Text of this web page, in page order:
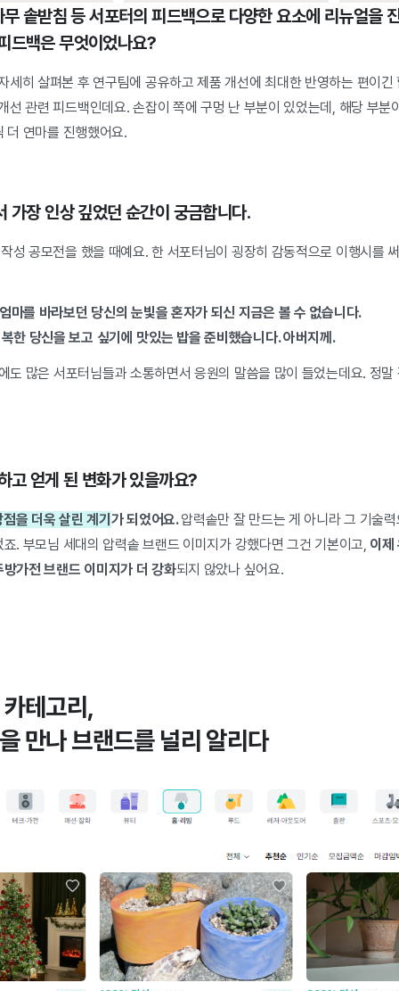
솥받침 등 서포터의 피드백으로 다양한 요소에 리뉴얼을
드백은 무엇이었나요?
세히 살펴본 후 연구팀에 공유하고 제품 개선에 최대한 반영하는 편이
선 관련 피드백인데요. 손잡이 쪽에 구멍 난 부분이 있었는데, 해당 부분
더 연마를 진행했어요.
가장 인상 깊었던 순간이 궁금합니다.
성 공모전을 했을 때예요. 한 서포터님이 굉장히 감동적으로 이행시를
마를 바라보던 당신의 눈빛을 혼자가 되신 지금은 볼 수 없습니다.
한 당신을 보고 싶기에 맛있는 밥을 준비했습니다. 아버지께.
도 많은 서포터님들과 소통하면서 응원의 말씀을 많이 들었는데요. 정
고 얻게 된 변화가 있을까요?
을 더욱 살린 계기 가 되었어요.압력솥만 잘 만드는 게 아니라 그 기술
. 부모님 세대의 압력솥 브랜드 이미지가 강했다면 그건 기본이고, 이제
가전 브랜드 이미지가 더 강화되지 않았나 싶어요.
테고리,
만나 브랜드를 널리 알리다